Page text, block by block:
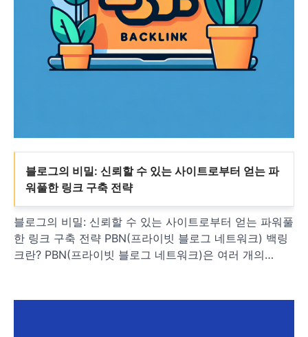
블로그의 비밀: 신뢰할 수 있는 사이트로부터 얻는 파
워풀한 링크 구축 전략
블로그의 비밀: 신뢰할 수 있는 사이트로부터 얻는 파워풀
한 링크 구축 전략 PBN(프라이빗 블로그 네트워크) 백링
크란? PBN(프라이빗 블로그 네트워크)은 여러 개의…